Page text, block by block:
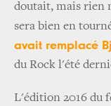
doutait, mais rien
sera bien en
avait remplacé
du Rock l'été
L'édition 2016 du